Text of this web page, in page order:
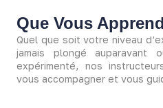
Que Vous
Quel que soit votre niveau
jamais plongé auparavant
expérimenté, nos
vous accompagner et vous